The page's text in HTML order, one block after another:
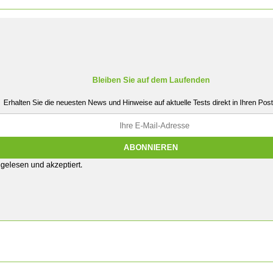
Bleiben Sie auf dem Laufenden
Erhalten Sie die neuesten News und Hinweise auf aktuelle Tests direkt in Ihren
gelesen und akzeptiert.